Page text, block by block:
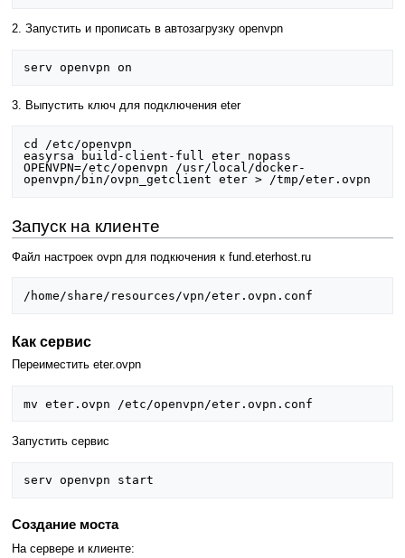
2. Запустить и прописать в автозагрузку openvpn
3. Выпустить ключ для подключения eter
cd /etc/openvpn
easyrsa build-client-full eter nopass
OPENVPN=/etc/openvpn /usr/local/docker-
Запуск на клиенте
Файл настроек ovpn для подкючения к fund.eterhost.ru
Как сервис
Переиместить eter.ovpn
Запустить сервис
Создание моста
На сервере и клиенте: